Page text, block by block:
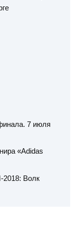
7 июля
«Adidas
Волк